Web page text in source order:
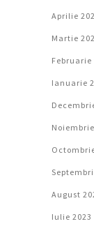
Aprilie
Martie
Februarie
Ianuarie
August
Iulie 2023